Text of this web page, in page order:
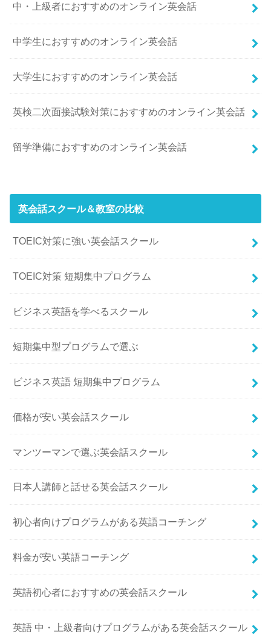
中・上級者におすすめのオンライン英会話
中学生におすすめのオンライン英会話
大学生におすすめのオンライン英会話
英検二次面接試験対策におすすめのオンライン英会話
留学準備におすすめのオンライン英会話
英会話スクール＆教室の比較
TOEIC対策に強い英会話スクール
TOEIC対策 短期集中プログラム
ビジネス英語を学べるスクール
短期集中型プログラムで選ぶ
ビジネス英語 短期集中プログラム
価格が安い英会話スクール
マンツーマンで選ぶ英会話スクール
日本人講師と話せる英会話スクール
初心者向けプログラムがある英語コーチング
料金が安い英語コーチング
英語初心者におすすめの英会話スクール
英語 中・上級者向けプログラムがある英会話スクール